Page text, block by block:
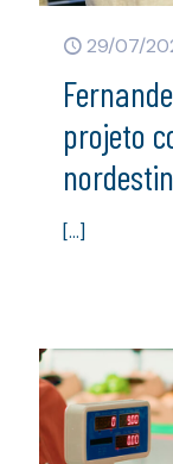
29/07/
projeto
[…]